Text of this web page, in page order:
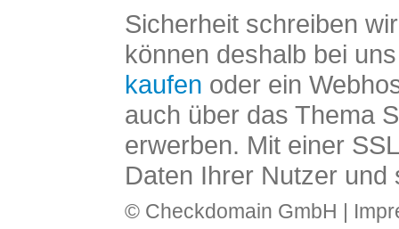
Sicherheit schreiben
können deshalb bei
kaufen oder ein
auch über das Thema
erwerben. Mit einer
Daten Ihrer Nutzer und
© Checkdomain GmbH |